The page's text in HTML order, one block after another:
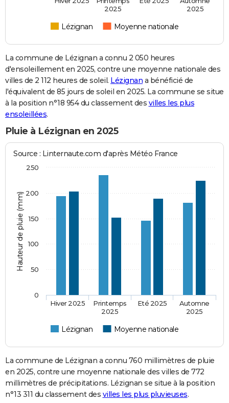
Lézignan Moyenne nationale
2025
2025
La commune de Lézignan a connu 2 050 heures
d'ensoleillement en 2025, contre une moyenne nationale des
villes de 2 112 heures de soleil. Lézignan a bénéficié de
l'équivalent de 85 jours de soleil en 2025. La commune se situe
à la position n°18 954 du classement des villes les plus
ensoleillées.
Pluie à Lézignan en 2025
Hauteur de pluie (mm)
Source : Linternaute.com d'après Météo France
Lézignan Moyenne nationale
Hiver 2025
Printemps
2025
Eté 2025
Automne
2025
0
50
100
150
200
250
La commune de Lézignan a connu 760 millimètres de pluie
en 2025, contre une moyenne nationale des villes de 772
millimètres de précipitations. Lézignan se situe à la position
n°13 311 du classement des villes les plus pluvieuses.